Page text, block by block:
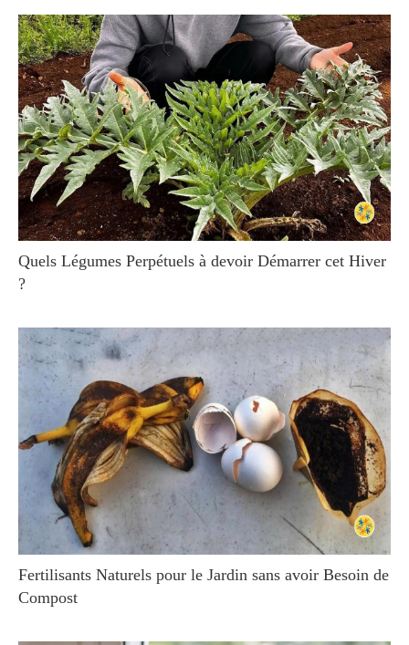
Quels Légumes Perpétuels à devoir Démarrer cet Hiver
?
Fertilisants Naturels pour le Jardin sans avoir Besoin de
Compost